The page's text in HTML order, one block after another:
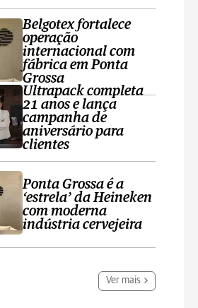
Belgotex fortalece
operação
internacional com
fábrica em Ponta
Grossa
Ultrapack completa
21 anos e lança
campanha de
aniversário para
clientes
Ponta Grossa é a
‘estrela’ da Heineken
com moderna
indústria cervejeira
Ver mais